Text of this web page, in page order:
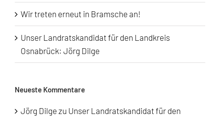
Wir treten erneut in Bramsche an!
Unser Landratskandidat für den Landkreis
Osnabrück: Jörg Dilge
Neueste Kommentare
Jörg Dilge zu Unser Landratskandidat für den